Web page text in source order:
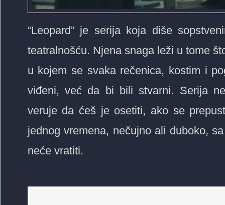
“Leopard” je serija koja diše
teatralnošću. Njena snaga leži u tome
u kojem se svaka rečenica, kostim i
viđeni, već da bi bili stvarni. Serija
veruje da ćeš je osetiti, ako se
jednog vremena, nečujno ali duboko,
neće vratiti.